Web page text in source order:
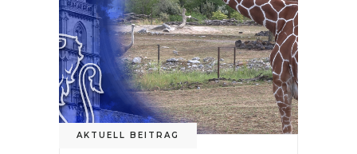
AKTUELL BEITRAG